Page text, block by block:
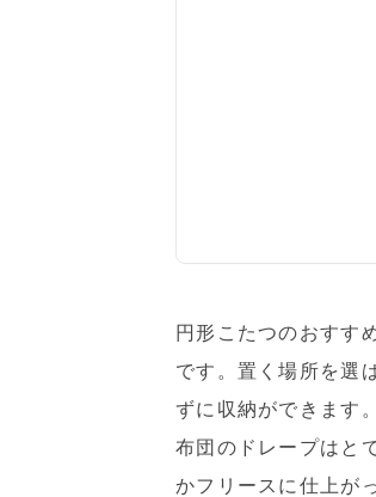
円形こたつのおす
です。置く場所を選
ずに収納ができます
布団のドレープはと
かフリースに仕上が